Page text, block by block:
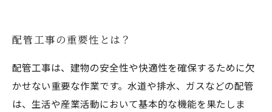
配管工事の重要性とは？
配管工事は、建物の安全性や快適性を確保するために欠
かせない重要な作業です。水道や排水、ガスなどの配管
は、生活や産業活動において基本的な機能を果たしま